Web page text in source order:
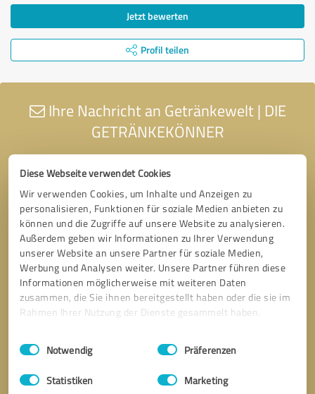
Diese Webseite verwendet Cookies
Wir verwenden Cookies, um Inhalte und Anzeigen zu
personalisieren, Funktionen für soziale Medien anbieten zu
können und die Zugriffe auf unsere Website zu analysieren.
Außerdem geben wir Informationen zu Ihrer Verwendung
unserer Website an unsere Partner für soziale Medien,
Werbung und Analysen weiter. Unsere Partner führen diese
Informationen möglicherweise mit weiteren Daten
zusammen, die Sie ihnen bereitgestellt haben oder die sie im
Rahmen Ihrer Nutzung der Dienste gesammelt haben.
Impressum Datenschutzbestimmungen
Einwilligungsauswahl
Notwendig Präferenzen
Statistiken Marketing
Jetzt bewerten
Profil teilen
Ihre Nachricht an Getränkewelt | DIE
GETRÄNKEKÖNNER